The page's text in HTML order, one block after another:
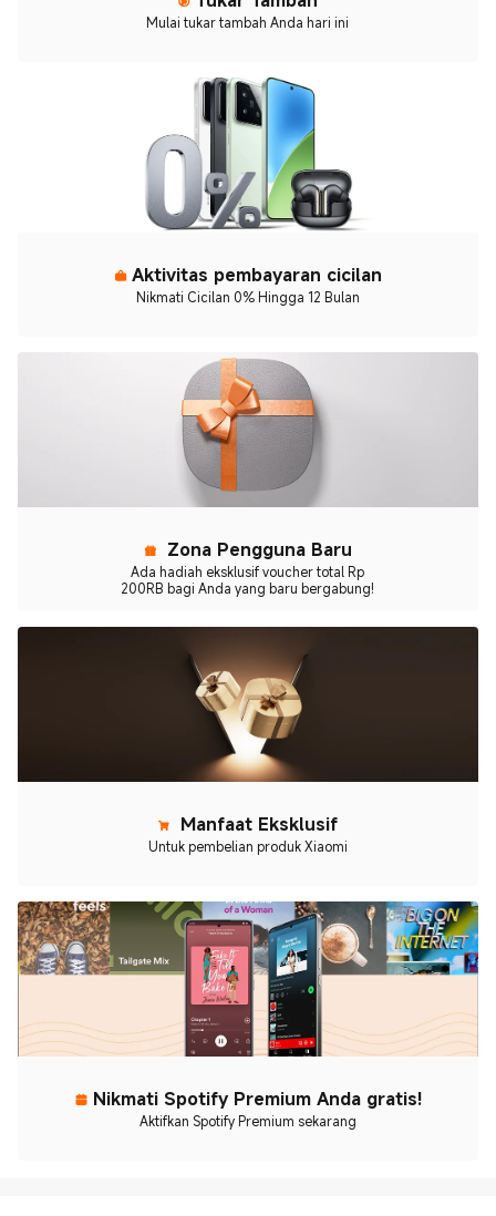
Mulai tukar tambah Anda hari ini
Aktivitas pembayaran cicilan
Nikmati Cicilan 0% Hingga 12 Bulan
Zona Pengguna Baru
Ada hadiah eksklusif voucher total Rp
200RB bagi Anda yang baru bergabung!
Manfaat Eksklusif
Untuk pembelian produk Xiaomi
Nikmati Spotify Premium Anda gratis!
Aktifkan Spotify Premium sekarang